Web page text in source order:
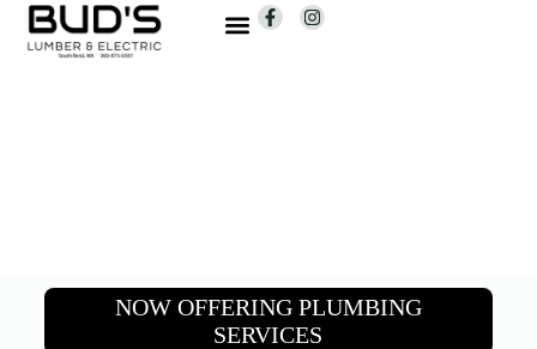
NOW OFFERING PLUMBING
SERVICES